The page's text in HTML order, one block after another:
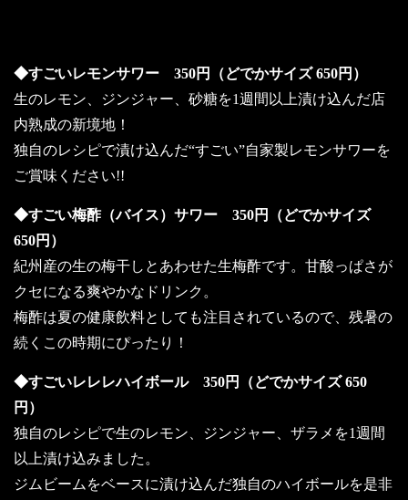
◆すごいレモンサワー 350円（どでかサイズ 650円）
生のレモン、ジンジャー、砂糖を1週間以上漬け込んだ店
内熟成の新境地！
独自のレシピで漬け込んだ“すごい”自家製レモンサワーを
ご賞味ください!!
◆すごい梅酢（バイス）サワー 350円（どでかサイズ
650円）
紀州産の生の梅干しとあわせた生梅酢です。甘酸っぱさが
クセになる爽やかなドリンク。
梅酢は夏の健康飲料としても注目されているので、残暑の
続くこの時期にぴったり！
◆すごいレレレハイボール 350円（どでかサイズ 650
円）
独自のレシピで生のレモン、ジンジャー、ザラメを1週間
以上漬け込みました。
ジムビームをベースに漬け込んだ独自のハイボールを是非